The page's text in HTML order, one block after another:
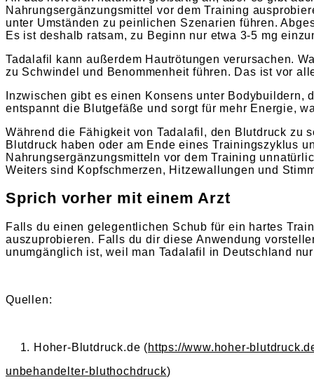
Nahrungsergänzungsmittel vor dem Training
unter Umständen zu peinlichen Szenarien führen.
Es ist deshalb ratsam, zu Beginn nur etwa 3-5 mg
Tadalafil kann außerdem Hautrötungen verursachen.
zu Schwindel und Benommenheit führen. Das ist vor
Inzwischen gibt es einen Konsens unter
entspannt die Blutgefäße und sorgt für mehr Energie,
Während die Fähigkeit von Tadalafil, den Blutdruck zu
Blutdruck haben oder am Ende eines Trainingszyklus
Nahrungsergänzungsmitteln vor dem Training
Weiters sind Kopfschmerzen, Hitzewallungen und
Sprich vorher mit einem Arzt
Falls du einen gelegentlichen Schub für ein hartes
auszuprobieren. Falls du dir diese Anwendung
unumgänglich ist, weil man Tadalafil in Deutschland
Quellen:
Hoher-Blutdruck.de (https://www.hoher-
unbehandelter-bluthochdruck)